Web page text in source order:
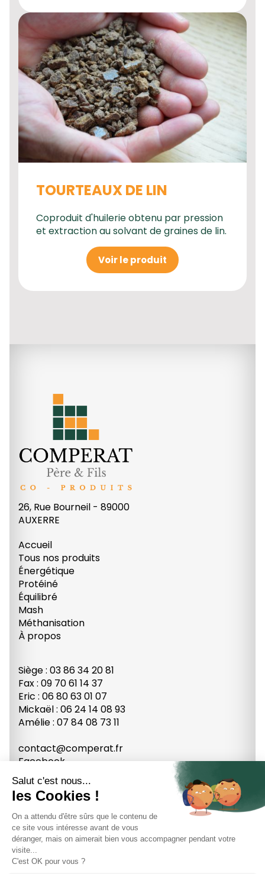
TOURTEAUX DE LIN
Coproduit d'huilerie obtenu par pression
et extraction au solvant de graines de lin.
Voir le produit
26, Rue Bourneil - 89000
AUXERRE
Accueil
Tous nos produits
Énergétique
Protéiné
Équilibré
Mash
Méthanisation
À propos
Siège : 03 86 34 20 81
Fax : 09 70 61 14 37
Eric : 06 80 63 01 07
Mickaël : 06 24 14 08 93
Amélie : 07 84 08 73 11
contact@comperat.fr
Facebook
Youtube